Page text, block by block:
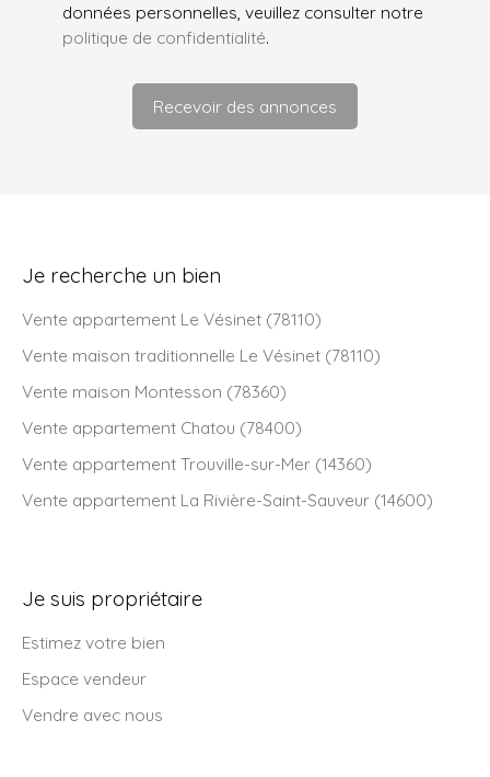
données personnelles, veuillez consulter notre
politique de confidentialité.
Recevoir des annonces
Je recherche un bien
Vente appartement Le Vésinet (78110)
Vente maison traditionnelle Le Vésinet (78110)
Vente maison Montesson (78360)
Vente appartement Chatou (78400)
Vente appartement Trouville-sur-Mer (14360)
Vente appartement La Rivière-Saint-Sauveur (14600)
Je suis propriétaire
Estimez votre bien
Espace vendeur
Vendre avec nous